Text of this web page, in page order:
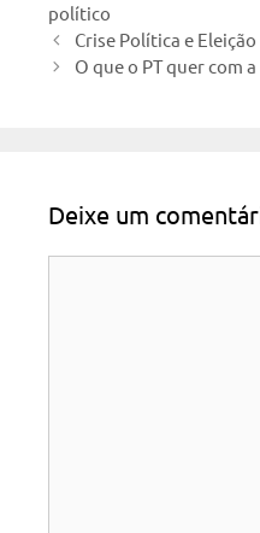
político
Crise Política e Eleição
O que o PT quer com
Deixe um